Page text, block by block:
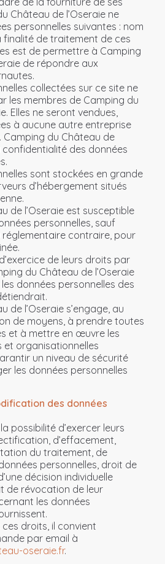
Château de l’Oseraie ne
personnelles suivantes : nom
finalité de traitement de ces
est de permettre à Camping
de répondre aux
collectées sur ce site ne
les membres de Camping du
Elles ne seront vendues,
à aucune autre entreprise
Camping du Château de
confidentialité des données
sont stockées en grande
d’hébergement situés
de l’Oseraie est susceptible
personnelles, sauf
contraire, pour
de leurs droits par
du Château de l’Oseraie
données personnelles des
de l’Oseraie s’engage, au
de moyens, à prendre toutes
et à mettre en œuvre les
et organisationnelles
un niveau de sécurité
les données personnelles
des données
possibilité d’exercer leurs
d’effacement,
du traitement, de
personnelles, droit de
décision individuelle
de révocation de leur
les données
ces droits, il convient
par email à
oseraie.fr.